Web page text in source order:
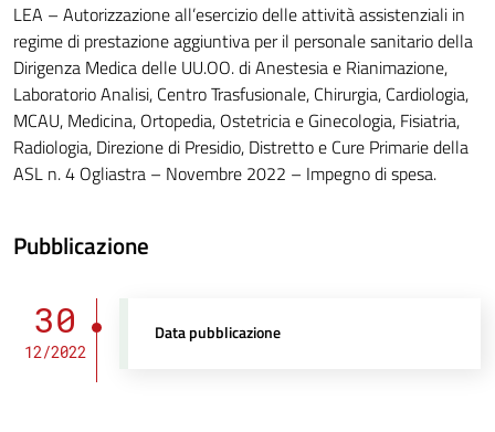
LEA – Autorizzazione all’esercizio delle attività assistenziali in
regime di prestazione aggiuntiva per il personale sanitario della
Dirigenza Medica delle UU.OO. di Anestesia e Rianimazione,
Laboratorio Analisi, Centro Trasfusionale, Chirurgia, Cardiologia,
MCAU, Medicina, Ortopedia, Ostetricia e Ginecologia, Fisiatria,
Radiologia, Direzione di Presidio, Distretto e Cure Primarie della
ASL n. 4 Ogliastra – Novembre 2022 – Impegno di spesa.
Pubblicazione
30
12/2022
Data pubblicazione